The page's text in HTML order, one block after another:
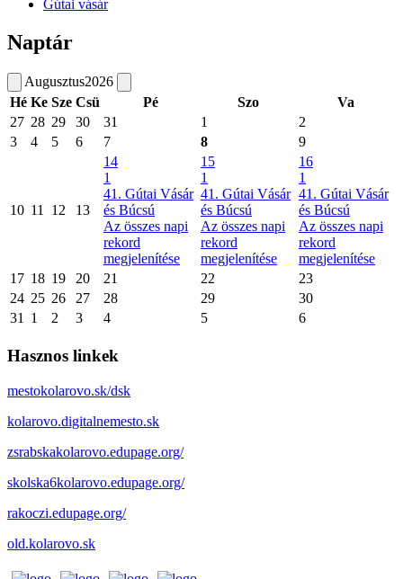
Gútai vásár
Naptár
Augusztus2026
Hé Ke Sze Csü Pé Szo
Va
27 28 29 30 31 1
2
3
4 5 6 7 8 9
10 11 12 13
14
1
41. Gútai Vásár
és Búcsú
Az összes napi
rekord
megjelenítése
15
1
41. Gútai Vásár
és Búcsú
Az összes napi
rekord
megjelenítése
16
1
41. Gútai Vásár
és Búcsú
Az összes napi
rekord
megjelenítése
17 18 19 20 21 22
23
24 25 26 27 28 29
30
31
1 2 3 4 5 6
Hasznos linkek
mestokolarovo.sk/dsk
kolarovo.digitalnemesto.sk
zsrabskakolarovo.edupage.org/
skolska6kolarovo.edupage.org/
rakoczi.edupage.org/
old.kolarovo.sk